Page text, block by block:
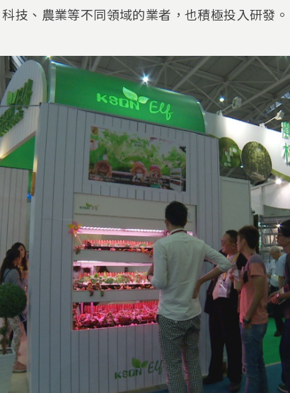
技、農業等不同領域的業者，也積極投入研發。